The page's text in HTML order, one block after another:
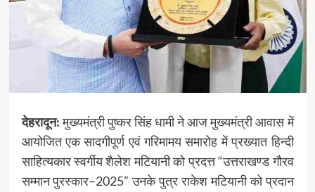
देहरादून:मुख्यमंत्री पुष्कर सिंह धामी ने आज मुख्यमंत्री आवास में
आयोजित एक सादगीपूर्ण एवं गरिमामय समारोह में प्रख्यात हिन्दी
साहित्यकार स्वर्गीय शैलेश मटियानी को प्रदत्त “उत्तराखण्ड गौरव
सम्मान पुरस्कार–2025” उनके पुत्र राकेश मटियानी को प्रदान